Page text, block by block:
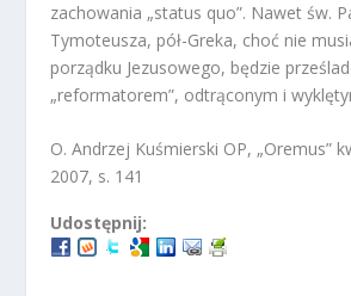
zachowania „status quo”. Nawet św.
Tymoteusza, pół-Greka, choć nie
porządku Jezusowego, będzie
„reformatorem”, odtrąconym i
O. Andrzej Kuśmierski OP, „Oremus”
2007, s. 141
Udostępnij: